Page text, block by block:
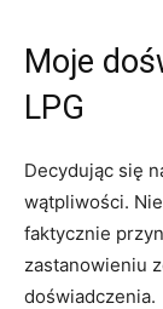
Moje
LPG
Decydując się
wątpliwości.
faktycznie
zastanowieniu
doświadczenia.